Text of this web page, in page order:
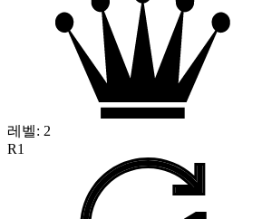
레벨: 2
R1